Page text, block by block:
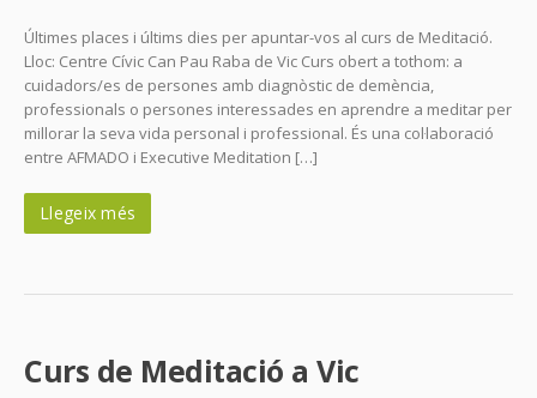
Últimes places i últims dies per apuntar-vos al curs de Meditació.
Lloc: Centre Cívic Can Pau Raba de Vic Curs obert a tothom: a
cuidadors/es de persones amb diagnòstic de demència,
professionals o persones interessades en aprendre a meditar per
millorar la seva vida personal i professional. És una col·laboració
entre AFMADO i Executive Meditation […]
Llegeix més
Curs de Meditació a Vic